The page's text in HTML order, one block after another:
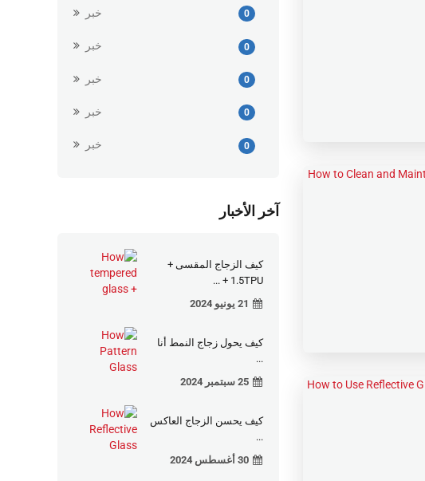
خبر 0
خبر 0
خبر 0
خبر 0
خبر 0
آخر الأخبار
كيف الزجاج المقسى +
1.5TPU + ...
21 يونيو 2024
كيف يحول زجاج النمط أنا
...
25 سبتمبر 2024
كيف يحسن الزجاج العاكس
...
30 أغسطس 2024